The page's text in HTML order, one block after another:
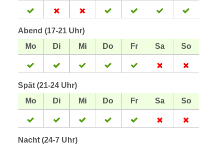
Abend (17-21 Uhr)
Spät (21-24 Uhr)
Nacht (24-7 Uhr)